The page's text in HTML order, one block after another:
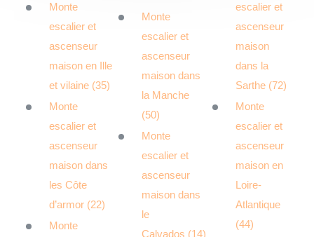
Monte
escalier et
ascenseur
maison en Ille
et vilaine (35)
Monte
escalier et
ascenseur
maison dans
les Côte
d’armor (22)
Monte
Monte
escalier et
ascenseur
maison dans
la Manche
(50)
Monte
escalier et
ascenseur
maison dans
le
Calvados (14)
escalier et
ascenseur
maison
dans la
Sarthe (72)
Monte
escalier et
ascenseur
maison en
Loire-
Atlantique
(44)